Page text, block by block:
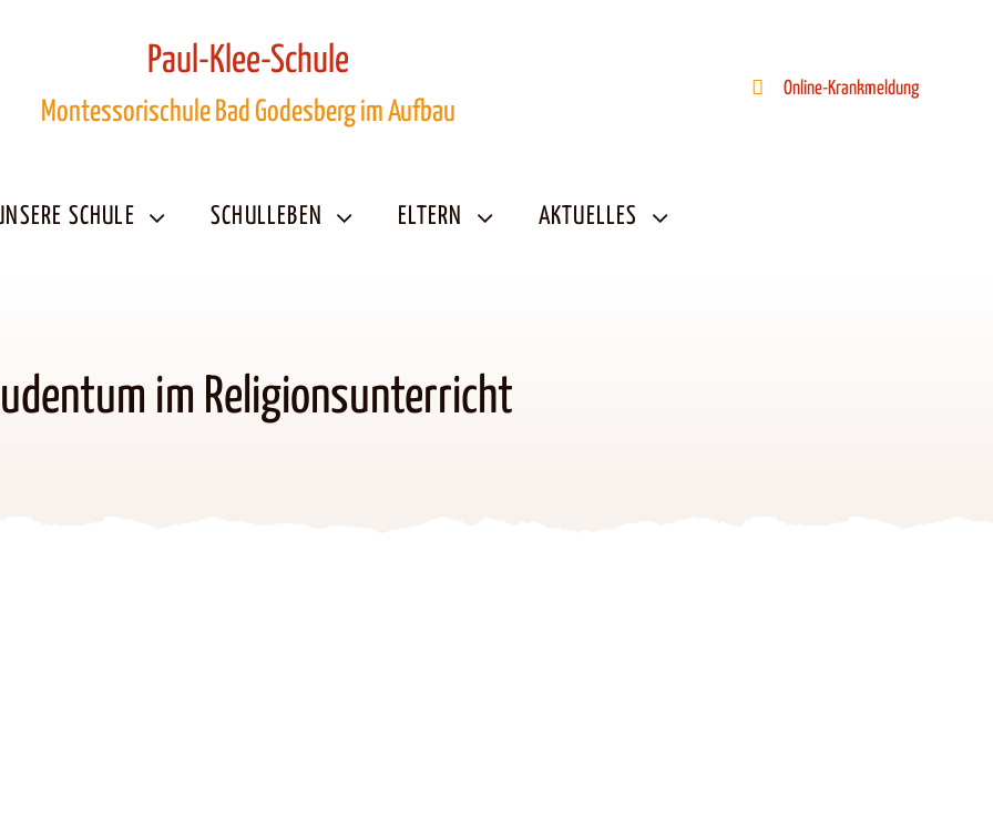
Paul-Klee-Schule
Montessorischule Bad Godesberg im Aufbau
Online-Krankmeldung
SCHULE SCHULLEBEN ELTERN AKTUELLES
im Religionsunterricht